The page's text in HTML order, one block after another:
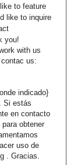
to feature
like to inquire
you!
with us
us:
indicado}
Si estás
en contacto
obtener
uso de
. Gracias.